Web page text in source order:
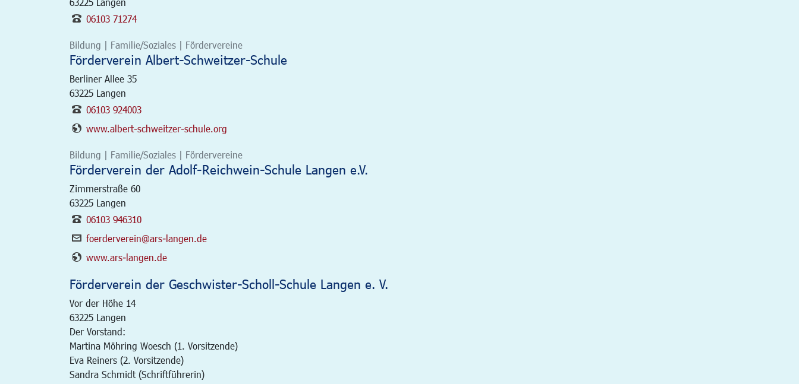
06103 71274
Bildung | Familie/Soziales | Fördervereine
Förderverein Albert-Schweitzer-Schule
Berliner Allee 35
63225 Langen
06103 924003
www.albert-schweitzer-schule.org
Bildung | Familie/Soziales | Fördervereine
Förderverein der Adolf-Reichwein-Schule Langen e.V.
Zimmerstraße 60
63225 Langen
06103 946310
foerderverein@ars-langen.de
www.ars-langen.de
Förderverein der Geschwister-Scholl-Schule Langen e. V.
Vor der Höhe 14
63225 Langen
Der Vorstand:
Martina Möhring Woesch (1. Vorsitzende)
Eva Reiners (2. Vorsitzende)
Sandra Schmidt (Schriftführerin)